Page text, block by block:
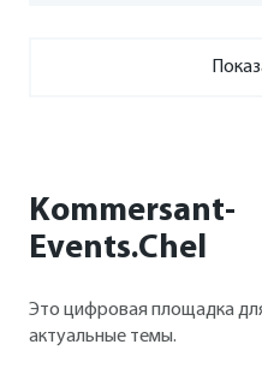
Kommersant-
Events.Chel
Это цифровая площадка
актуальные темы.